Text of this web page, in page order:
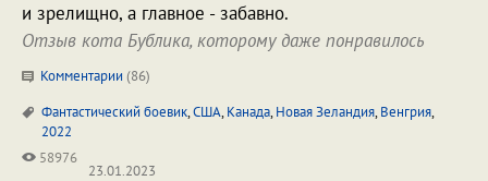
и зрелищно, а главное - забавно.
Отзыв кота Бублика, которому даже понравилось
Комментарии (86)
Фантастический боевик,США,Канада,Новая Зеландия,Венгрия,
2022
58976
23.01.2023